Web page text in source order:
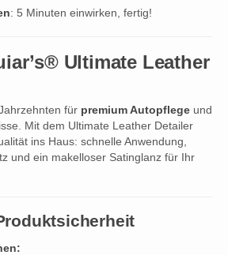
: 5 Minuten einwirken, fertig!
Ultimate Leather
für premium Autopflege und
Mit dem Ultimate Leather Detailer
ins Haus: schnelle Anwendung,
und ein makelloser Satinglanz für Ihr